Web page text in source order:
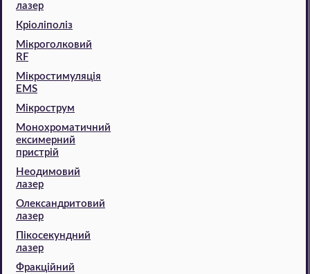
лазер
Кріоліполіз
Мікроголковий
RF
Мікростимуляція
EMS
Мікрострум
Монохроматичний
ексимерний
пристрій
Неодимовий
лазер
Олександритовий
лазер
Пікосекундний
лазер
Фракційний